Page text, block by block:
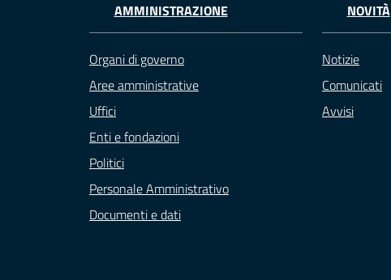
AMMINISTRAZIONE
Organi di governo
Aree amministrative
Uffici
Enti e fondazioni
Politici
Personale Amministrativo
Documenti e dati
NOVITÀ
Notizie
Comunicati
Avvisi